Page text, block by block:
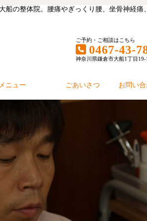
の整体院。腰痛やぎっくり腰、坐骨神経
ご予約・ご相談はこちら
0467-43-
神奈川県鎌倉市大船1丁目19-
メニュー ごあいさつ お問い